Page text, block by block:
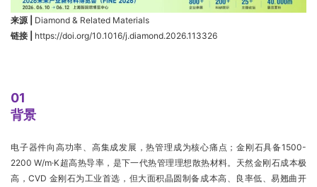
来源 |
Diamond & Related Materials
链接 |
https://doi.org/10.1016/j.diamond.2026.113326
01
背景
电子器件向高功率、高集成发展，热管理成为核心痛点；金刚石具备1500-
2200 W/m·K超高热导率，是下一代热管理理想散热材料。天然金刚石成本极
高，CVD 金刚石为工业首选，但大面积晶圆制备成本高、良率低、易翘曲开